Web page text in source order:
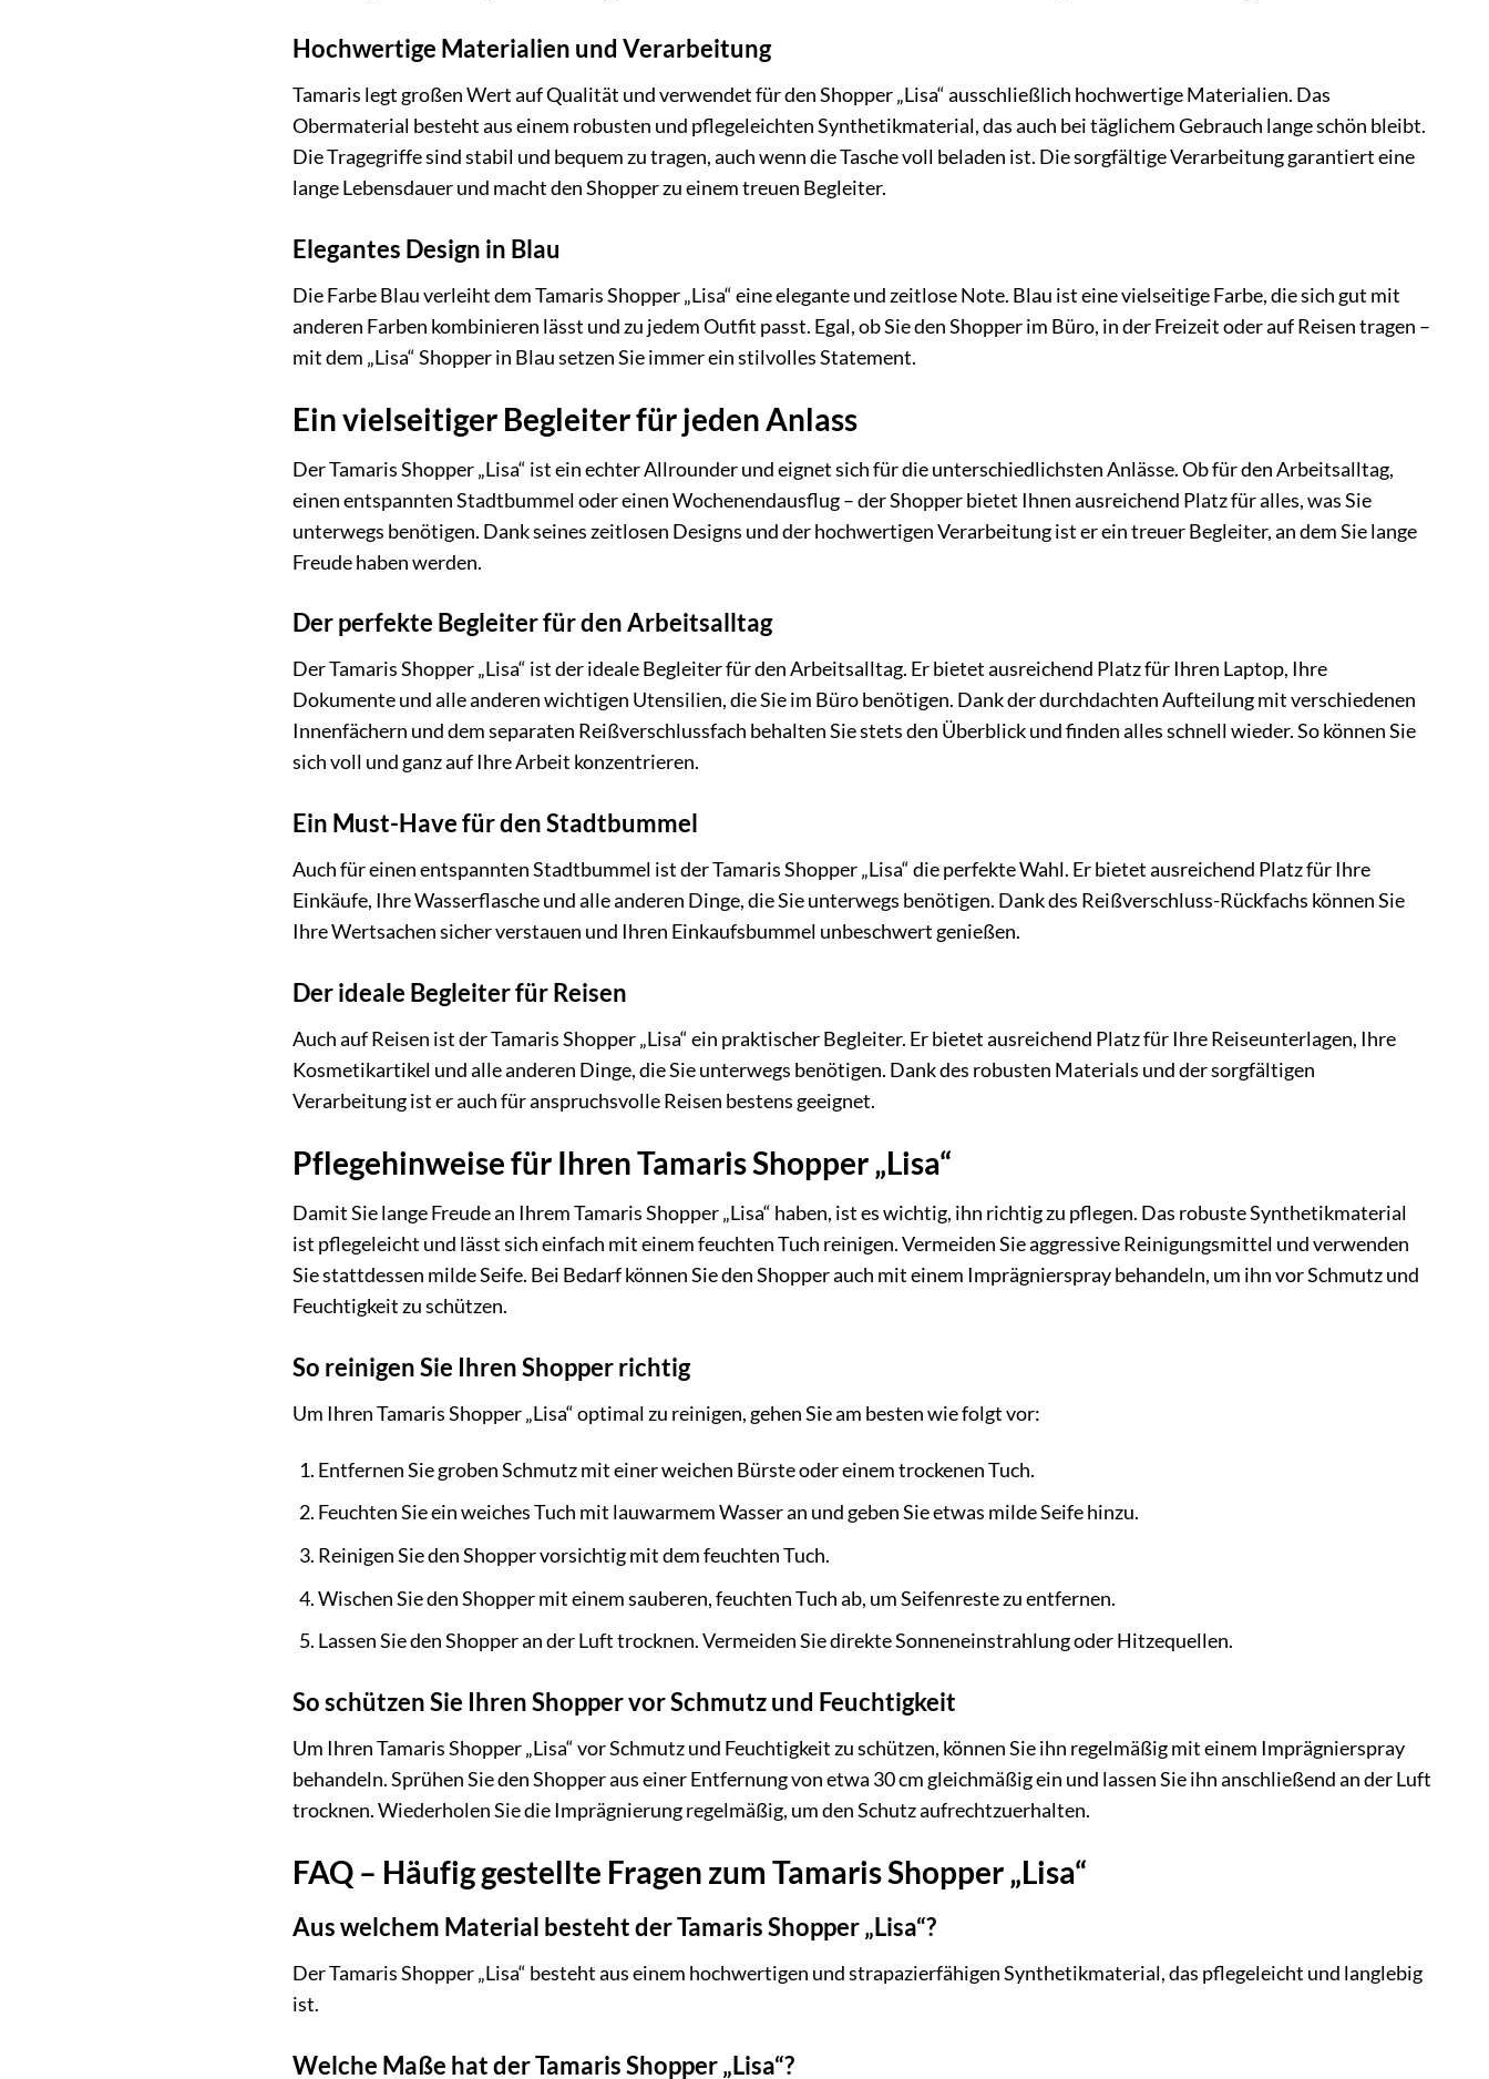
Hochwertige Materialien und Verarbeitung
Tamaris legt großen Wert auf Qualität und verwendet für den Shopper „Lisa“ ausschließlich hochwertige Materialien. Das
Obermaterial besteht aus einem robusten und pflegeleichten Synthetikmaterial, das auch bei täglichem Gebrauch lange schön bleibt.
Die Tragegriffe sind stabil und bequem zu tragen, auch wenn die Tasche voll beladen ist. Die sorgfältige Verarbeitung garantiert eine
lange Lebensdauer und macht den Shopper zu einem treuen Begleiter.
Elegantes Design in Blau
Die Farbe Blau verleiht dem Tamaris Shopper „Lisa“ eine elegante und zeitlose Note. Blau ist eine vielseitige Farbe, die sich gut mit
anderen Farben kombinieren lässt und zu jedem Outfit passt. Egal, ob Sie den Shopper im Büro, in der Freizeit oder auf Reisen tragen –
mit dem „Lisa“ Shopper in Blau setzen Sie immer ein stilvolles Statement.
Ein vielseitiger Begleiter für jeden Anlass
Der Tamaris Shopper „Lisa“ ist ein echter Allrounder und eignet sich für die unterschiedlichsten Anlässe. Ob für den Arbeitsalltag,
einen entspannten Stadtbummel oder einen Wochenendausflug – der Shopper bietet Ihnen ausreichend Platz für alles, was Sie
unterwegs benötigen. Dank seines zeitlosen Designs und der hochwertigen Verarbeitung ist er ein treuer Begleiter, an dem Sie lange
Freude haben werden.
Der perfekte Begleiter für den Arbeitsalltag
Der Tamaris Shopper „Lisa“ ist der ideale Begleiter für den Arbeitsalltag. Er bietet ausreichend Platz für Ihren Laptop, Ihre
Dokumente und alle anderen wichtigen Utensilien, die Sie im Büro benötigen. Dank der durchdachten Aufteilung mit verschiedenen
Innenfächern und dem separaten Reißverschlussfach behalten Sie stets den Überblick und finden alles schnell wieder. So können Sie
sich voll und ganz auf Ihre Arbeit konzentrieren.
Ein Must-Have für den Stadtbummel
Auch für einen entspannten Stadtbummel ist der Tamaris Shopper „Lisa“ die perfekte Wahl. Er bietet ausreichend Platz für Ihre
Einkäufe, Ihre Wasserflasche und alle anderen Dinge, die Sie unterwegs benötigen. Dank des Reißverschluss-Rückfachs können Sie
Ihre Wertsachen sicher verstauen und Ihren Einkaufsbummel unbeschwert genießen.
Der ideale Begleiter für Reisen
Auch auf Reisen ist der Tamaris Shopper „Lisa“ ein praktischer Begleiter. Er bietet ausreichend Platz für Ihre Reiseunterlagen, Ihre
Kosmetikartikel und alle anderen Dinge, die Sie unterwegs benötigen. Dank des robusten Materials und der sorgfältigen
Verarbeitung ist er auch für anspruchsvolle Reisen bestens geeignet.
Pflegehinweise für Ihren Tamaris Shopper „Lisa“
Damit Sie lange Freude an Ihrem Tamaris Shopper „Lisa“ haben, ist es wichtig, ihn richtig zu pflegen. Das robuste Synthetikmaterial
ist pflegeleicht und lässt sich einfach mit einem feuchten Tuch reinigen. Vermeiden Sie aggressive Reinigungsmittel und verwenden
Sie stattdessen milde Seife. Bei Bedarf können Sie den Shopper auch mit einem Imprägnierspray behandeln, um ihn vor Schmutz und
Feuchtigkeit zu schützen.
So reinigen Sie Ihren Shopper richtig
Um Ihren Tamaris Shopper „Lisa“ optimal zu reinigen, gehen Sie am besten wie folgt vor:
Entfernen Sie groben Schmutz mit einer weichen Bürste oder einem trockenen Tuch.
Feuchten Sie ein weiches Tuch mit lauwarmem Wasser an und geben Sie etwas milde Seife hinzu.
Reinigen Sie den Shopper vorsichtig mit dem feuchten Tuch.
Wischen Sie den Shopper mit einem sauberen, feuchten Tuch ab, um Seifenreste zu entfernen.
Lassen Sie den Shopper an der Luft trocknen. Vermeiden Sie direkte Sonneneinstrahlung oder Hitzequellen.
So schützen Sie Ihren Shopper vor Schmutz und Feuchtigkeit
Um Ihren Tamaris Shopper „Lisa“ vor Schmutz und Feuchtigkeit zu schützen, können Sie ihn regelmäßig mit einem Imprägnierspray
behandeln. Sprühen Sie den Shopper aus einer Entfernung von etwa 30 cm gleichmäßig ein und lassen Sie ihn anschließend an der Luft
trocknen. Wiederholen Sie die Imprägnierung regelmäßig, um den Schutz aufrechtzuerhalten.
FAQ – Häufig gestellte Fragen zum Tamaris Shopper „Lisa“
Aus welchem Material besteht der Tamaris Shopper „Lisa“?
Der Tamaris Shopper „Lisa“ besteht aus einem hochwertigen und strapazierfähigen Synthetikmaterial, das pflegeleicht und langlebig
ist.
Welche Maße hat der Tamaris Shopper „Lisa“?